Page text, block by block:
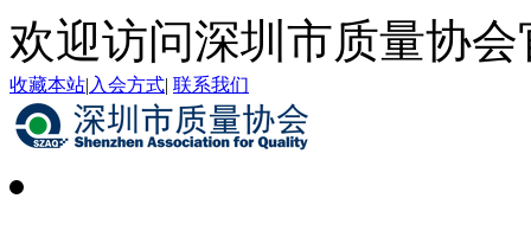
欢迎访问深圳市质量协会
收藏本站| 入会方式| 联系我们